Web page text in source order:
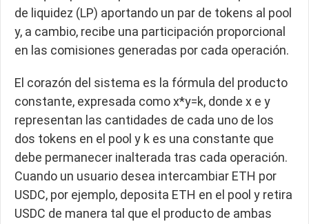
de liquidez (LP) aportando un par de tokens al pool
y, a cambio, recibe una participación proporcional
en las comisiones generadas por cada operación.
El corazón del sistema es la fórmula del producto
constante, expresada como x*y=k, donde x e y
representan las cantidades de cada uno de los
dos tokens en el pool y k es una constante que
debe permanecer inalterada tras cada operación.
Cuando un usuario desea intercambiar ETH por
USDC, por ejemplo, deposita ETH en el pool y retira
USDC de manera tal que el producto de ambas